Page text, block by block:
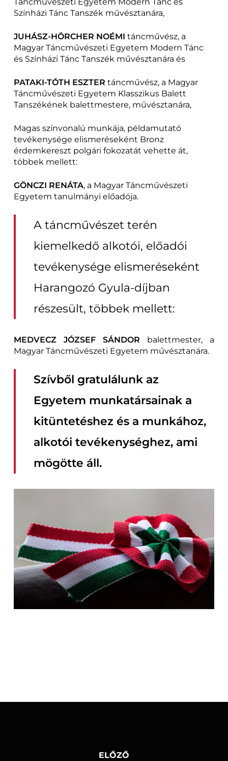
Színházi Tánc Tanszék művésztanára,
JUHÁSZ-HÖRCHER NOÉMI táncművész, a
Magyar Táncművészeti Egyetem Modern Tánc
és Színházi Tánc Tanszék művésztanára és
PATAKI-TÓTH ESZTER táncművész, a Magyar
Táncművészeti Egyetem Klasszikus Balett
Tanszékének balettmestere, művésztanára,
Magas színvonalú munkája, példamutató
tevékenysége elismeréseként Bronz
érdemkereszt polgári fokozatát vehette át,
többek mellett:
GÖNCZI RENÁTA, a Magyar Táncművészeti
Egyetem tanulmányi előadója.
A táncművészet terén
kiemelkedő alkotói, előadói
tevékenysége elismeréseként
Harangozó Gyula-díjban
részesült, többek mellett:
MEDVECZ JÓZSEF SÁNDOR balettmester, a
Magyar Táncművészeti Egyetem művésztanára.
Szívből gratulálunk az
Egyetem munkatársainak a
kitüntetéshez és a munkához,
alkotói tevékenységhez, ami
mögötte áll.
ELŐZŐ